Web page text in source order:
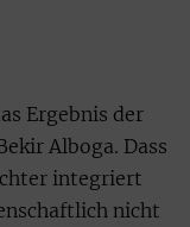
Ergebnis der
Alboga. Dass
integriert
nicht